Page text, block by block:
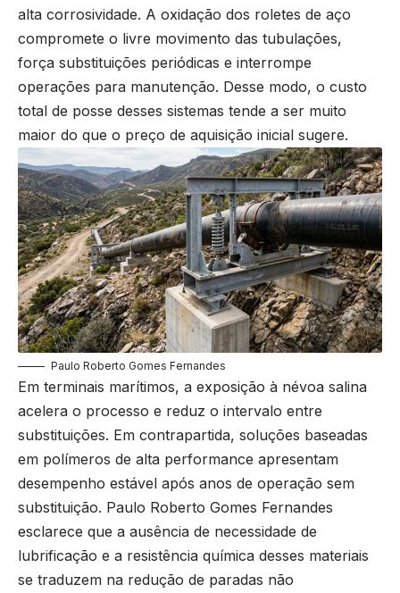
alta corrosividade. A oxidação dos roletes de aço
compromete o livre movimento das tubulações,
força substituições periódicas e interrompe
operações para manutenção. Desse modo, o custo
total de posse desses sistemas tende a ser muito
maior do que o preço de aquisição inicial sugere.
Paulo Roberto Gomes Fernandes
Em terminais marítimos, a exposição à névoa salina
acelera o processo e reduz o intervalo entre
substituições. Em contrapartida, soluções baseadas
em polímeros de alta performance apresentam
desempenho estável após anos de operação sem
substituição. Paulo Roberto Gomes Fernandes
esclarece que a ausência de necessidade de
lubrificação e a resistência química desses materiais
se traduzem na redução de paradas não